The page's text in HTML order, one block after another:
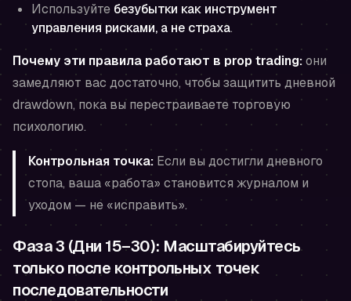
Используйте безубытки как инструмент
управления рисками, а не страха.
Почему эти правила работают в prop trading:они
замедляют вас достаточно, чтобы защитить дневной
drawdown, пока вы перестраиваете торговую
психологию.
Контрольная точка: Если вы достигли дневного
стопа, ваша «работа» становится журналом и
уходом — не «исправить».
Фаза 3 (Дни 15–30): Масштабируйтесь
только после контрольных точек
последовательности